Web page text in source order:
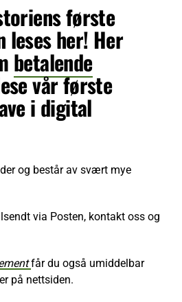
første
leses her! Her
betalende
vår første
i digital
og består av svært mye
via Posten, kontakt oss og
får du også umiddelbar
på nettsiden.